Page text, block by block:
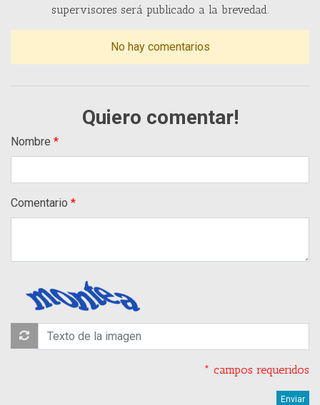
supervisores será publicado a la brevedad.
No hay comentarios
Quiero comentar!
Nombre
Comentario
* campos requeridos